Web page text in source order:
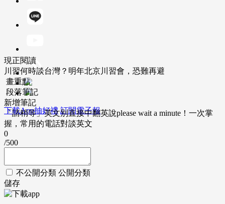
下載App抽好禮 訂閱電子報
現正閱讀
川習何時談台灣？明年北京川習會，恐難再避
畫重點
段落筆記
新增筆記
「請稍等」英文別直接中翻英說please wait a minute！一次掌
握，常用的電話對談英文
0
/500
不公開分類 公開分類
儲存